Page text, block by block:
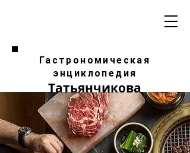
Гастрономическая
энциклопедия
Татьянчикова